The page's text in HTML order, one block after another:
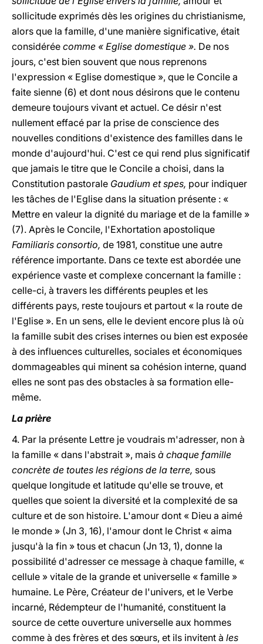
sollicitude exprimés dès les origines du christianisme,
alors que la famille, d'une manière significative, était
considérée comme « Eglise domestique ». De nos
jours, c'est bien souvent que nous reprenons
l'expression « Eglise domestique », que le Concile a
faite sienne (6) et dont nous désirons que le contenu
demeure toujours vivant et actuel. Ce désir n'est
nullement effacé par la prise de conscience des
nouvelles conditions d'existence des familles dans le
monde d'aujourd'hui. C'est ce qui rend plus significatif
que jamais le titre que le Concile a choisi, dans la
Constitution pastorale Gaudium et spes, pour indiquer
les tâches de l'Eglise dans la situation présente : «
Mettre en valeur la dignité du mariage et de la famille »
(7). Après le Concile, l'Exhortation apostolique
Familiaris consortio, de 1981, constitue une autre
référence importante. Dans ce texte est abordée une
expérience vaste et complexe concernant la famille :
celle-ci, à travers les différents peuples et les
différents pays, reste toujours et partout « la route de
l'Eglise ». En un sens, elle le devient encore plus là où
la famille subit des crises internes ou bien est exposée
à des influences culturelles, sociales et économiques
dommageables qui minent sa cohésion interne, quand
elles ne sont pas des obstacles à sa formation elle-
même.
La prière
4. Par la présente Lettre je voudrais m'adresser, non à
la famille « dans l'abstrait », mais à chaque famille
concrète de toutes les régions de la terre, sous
quelque longitude et latitude qu'elle se trouve, et
quelles que soient la diversité et la complexité de sa
culture et de son histoire. L'amour dont « Dieu a aimé
le monde » (Jn 3, 16), l'amour dont le Christ « aima
jusqu'à la fin » tous et chacun (Jn 13, 1), donne la
possibilité d'adresser ce message à chaque famille, «
cellule » vitale de la grande et universelle « famille »
humaine. Le Père, Créateur de l'univers, et le Verbe
incarné, Rédempteur de l'humanité, constituent la
source de cette ouverture universelle aux hommes
comme à des frères et des sœurs, et ils invitent à les